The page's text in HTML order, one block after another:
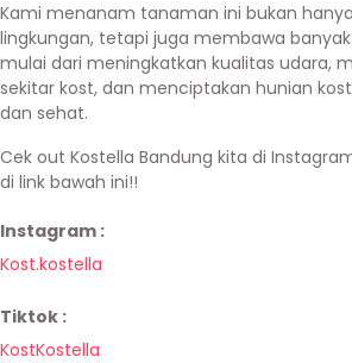
Kami menanam tanaman ini bukan
lingkungan, tetapi juga membawa
mulai dari meningkatkan kualitas udara,
sekitar kost, dan menciptakan hunian
dan sehat.
Cek out Kostella Bandung kita di
di link bawah ini!!
Instagram :
Kost.kostella
Tiktok :
KostKostella